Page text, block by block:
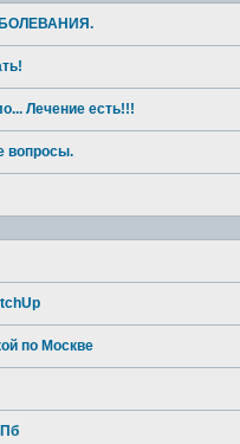
Лечение есть!!!
вопросы.
по Москве